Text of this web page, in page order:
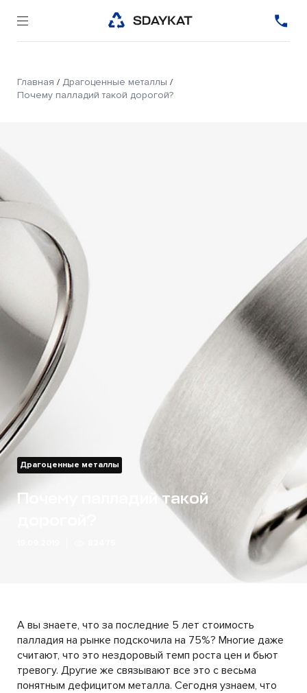
Главная / Драгоценные металлы /
Почему палладий такой дорогой?
Драгоценные металлы
Почему палладий такой
А вы знаете, что за последние 5 лет стоимость
палладия на рынке подскочила на 75%? Многие даже
считают, что это нездоровый темп роста цен и бьют
тревогу. Другие же связывают все это с весьма
понятным дефицитом металла. Сегодня узнаем, что